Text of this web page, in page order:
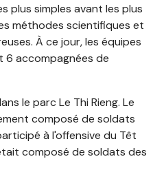
plus simples avant les plus
méthodes scientifiques et
À ce jour, les équipes
6 accompagnées de
le parc Le Thi Rieng. Le
composé de soldats
à l'offensive du Têt
composé de soldats des